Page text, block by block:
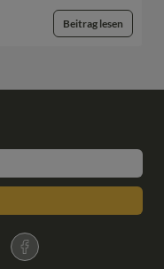
Beitrag lesen